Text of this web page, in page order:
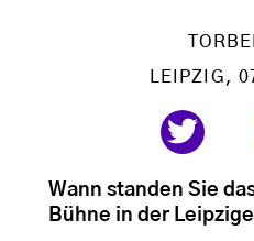
LEIPZIG ,
Wann standen Sie
Bühne in der